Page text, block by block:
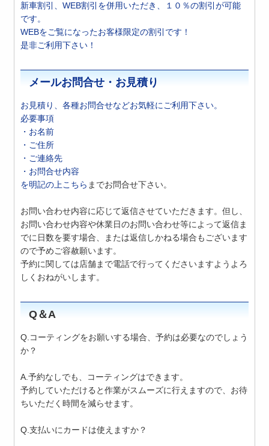
新車割引、WEB割引を併用いただき、１０％の割引が可能
です。
WEBをご覧になったお客様限定の割引です！
是非ご利用下さい！
メールお問合せ・お見積り
お見積り、各種お問合せなどお気軽にご利用下さい。
必要事項
・お名前
・ご住所
・ご連絡先
・お問合せ内容
を明記の上こちら までお問合せ下さい。
お問い合わせ内容に応じて返信させていただきます。但し、
お問い合わせ内容や休業日のお問い合わせ等によって返信ま
でに日数を要す場合、または返信しかねる場合もございます
ので予めご容赦願います。
予約に関しては店舗まで電話で行ってくださいますようよろ
しくおねがいします。
Q＆A
Q.コーティングをお願いする場合、予約は必要なのでしょう
か？
A.予約なしでも、コーティングはできます。
予約していただけると作業がスムーズに行えますので、お待
ちいただく時間を減らせます。
Q.支払いにカードは使えますか？